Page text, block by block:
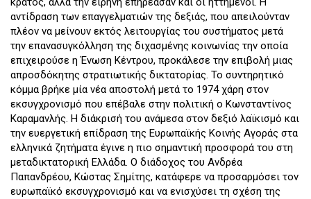
αντίδραση των επαγγελματιών της δεξιάς, που απειλούνταν
πλέον να μείνουν εκτός λειτουργίας του συστήματος μετά
την επανασυγκόλληση της διχασμένης κοινωνίας την οποία
επιχειρούσε η Ένωση Κέντρου, προκάλεσε την επιβολή μιας
απροσδόκητης στρατιωτικής δικτατορίας. Το συντηρητικό
κόμμα βρήκε μία νέα αποστολή μετά το 1974 χάρη στον
εκσυγχρονισμό που επέβαλε στην πολιτική ο Κωνσταντίνος
Καραμανλής. Η διάκρισή του ανάμεσα στον δεξιό λαϊκισμό και
την ευεργετική επίδραση της Ευρωπαϊκής Κοινής Αγοράς στα
ελληνικά ζητήματα έγινε η πιο σημαντική προσφορά του στη
μεταδικτατορική Ελλάδα. Ο διάδοχος του Ανδρέα
Παπανδρέου, Κώστας Σημίτης, κατάφερε να προσαρμόσει τον
ευρωπαϊκό εκσυγχρονισμό και να ενισχύσει τη σχέση της